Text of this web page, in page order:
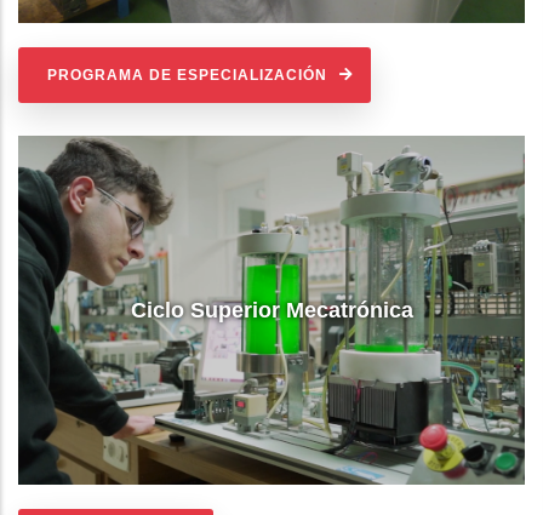
PROGRAMA DE ESPECIALIZACIÓN
Ciclo Superior Mecatrónica